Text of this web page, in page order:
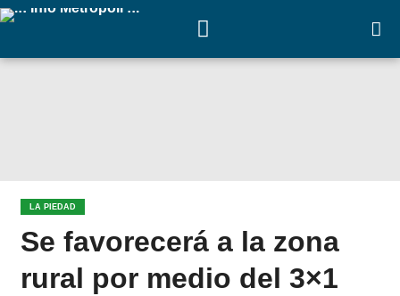
LA PIEDAD
Se favorecerá a la zona
rural por medio del 3×1